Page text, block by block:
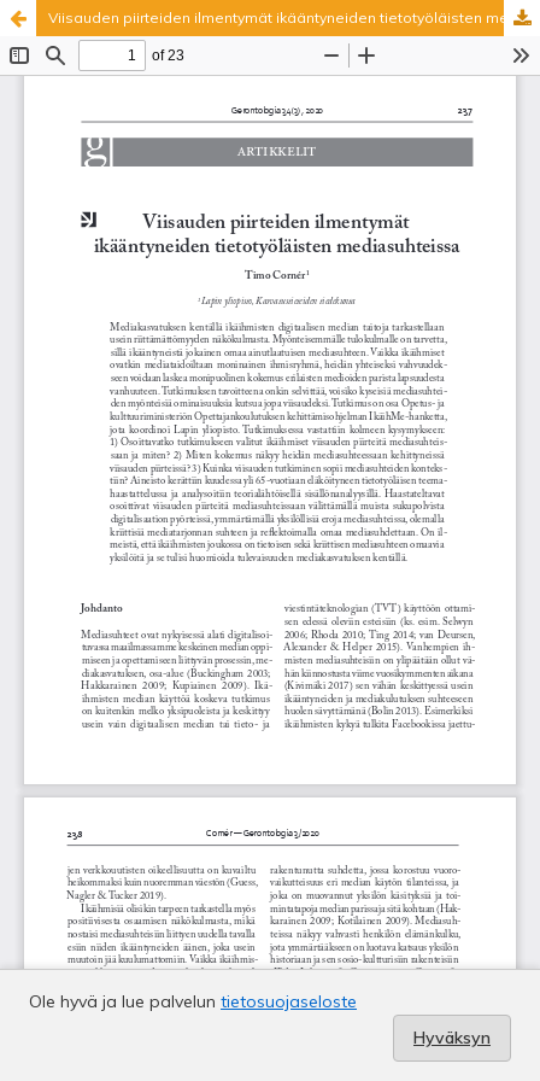
Viisauden piirteiden ilmentymät ikääntyneiden tietotyöläisten mediasuhteissa
Ole hyvä ja lue palvelun tietosuojaseloste
Hyväksyn
Tieteellisten seurain valtuuskunta